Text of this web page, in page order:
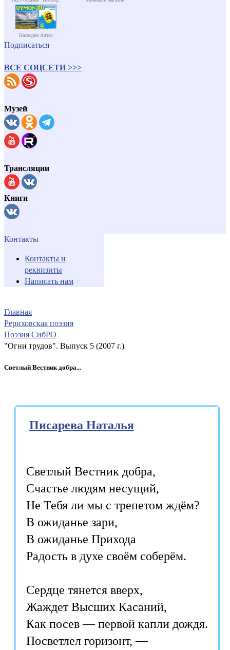
Наследие Алтая
Подписаться
ВСЕ СОЦСЕТИ >>>
Музей
Трансляции
Книги
Контакты
Контакты и
реквизиты
Написать нам
Главная
Рериховская поэзия
Поэзия СибРО
"Огни трудов". Выпуск 5 (2007 г.)
Светлый Вестник добра...
Писарева Наталья
Светлый Вестник добра,
Счастье людям несущий,
Не Тебя ли мы с трепетом ждём?
В ожиданье зари,
В ожиданье Прихода
Радость в духе своём соберём.
Сердце тянется вверх,
Жаждет Высших Касаний,
Как посев — первой капли дождя.
Посветлел горизонт, —